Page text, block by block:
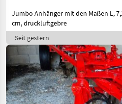
Jumbo Anhänger mit den Maßen L,
cm, druckluftgebre
Seit gestern